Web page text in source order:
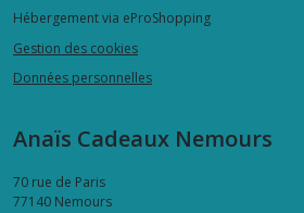
Hébergement via eProShopping
Gestion des cookies
Données personnelles
Anaïs Cadeaux Nemours
70 rue de Paris
77140 Nemours